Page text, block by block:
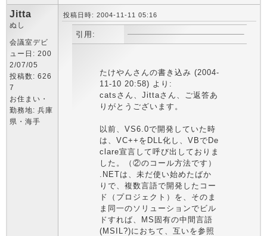
Jitta
ぬし
会議室デビ
ュー日: 200
2/07/05
投稿数: 626
7
お住まい・
勤務地: 兵庫
県・海手
投稿日時: 2004-11-11 05:16
引用:
たけやんさんの書き込み (2004-
11-10 20:58) より:
catsさん、Jittaさん、ご返答あ
りがとうございます。
以前、VS6.0で開発していた時
は、VC++をDLL化し、VBでDe
clare宣言して呼び出しておりま
した。（②のコール方法です）
.NETは、未だ使い始めたばか
りで、複数言語で開発したコー
ド（プロジェクト）を、そのま
ま同一のソリューションでビル
ドすれば、MS固有の中間言語
(MSIL?)におちて、互いを参照